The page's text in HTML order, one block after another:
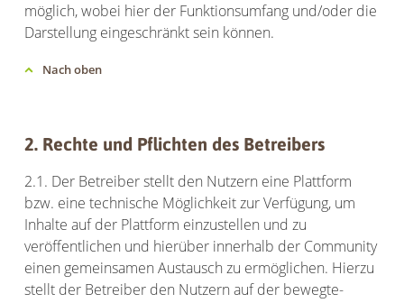
möglich, wobei hier der Funktionsumfang und/oder die
Darstellung eingeschränkt sein können.
Nach oben
2. Rechte und Pflichten des Betreibers
2.1. Der Betreiber stellt den Nutzern eine Plattform
bzw. eine technische Möglichkeit zur Verfügung, um
Inhalte auf der Plattform einzustellen und zu
veröffentlichen und hierüber innerhalb der Community
einen gemeinsamen Austausch zu ermöglichen. Hierzu
stellt der Betreiber den Nutzern auf der bewegte-